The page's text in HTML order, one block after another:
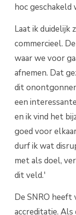
hoc geschakeld
Laat ik duidelijk
commercieel.
waar we voor
afnemen. Dat
dit
een
en ik vind het
goed voor
durf ik wat
met als doel,
dit veld.'
De SNRO
accreditatie.